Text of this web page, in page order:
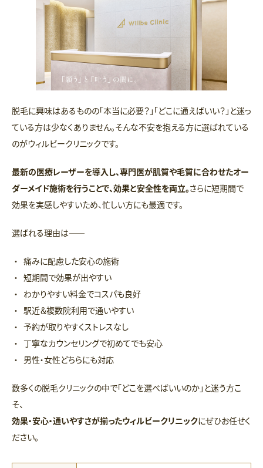
脱毛に興味はあるものの「本当に必要？」「どこに通えばいい？」と迷っ
ている方は少なくありません。そんな不安を抱える方に選ばれている
のがウィルビークリニックです。
最新の医療レーザーを導入し、専門医が肌質や毛質に合わせたオー
ダーメイド施術を行うことで、効果と安全性を両立。さらに短期間で
効果を実感しやすいため、忙しい方にも最適です。
選ばれる理由は――
痛みに配慮した安心の施術
短期間で効果が出やすい
わかりやすい料金でコスパも良好
駅近＆複数院利用で通いやすい
予約が取りやすくストレスなし
丁寧なカウンセリングで初めてでも安心
男性・女性どちらにも対応
数多くの脱毛クリニックの中で「どこを選べばいいのか」と迷う方こ
そ、
効果・安心・通いやすさが揃ったウィルビークリニックにぜひお任せく
ださい。